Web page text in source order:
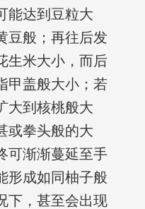
能达到豆粒大
豆般；再往后发
生米大小，而后
甲盖般大小；若
大到核桃般大
或拳头般的大
可渐渐蔓延至手
形成如同柚子般
下，甚至会出现